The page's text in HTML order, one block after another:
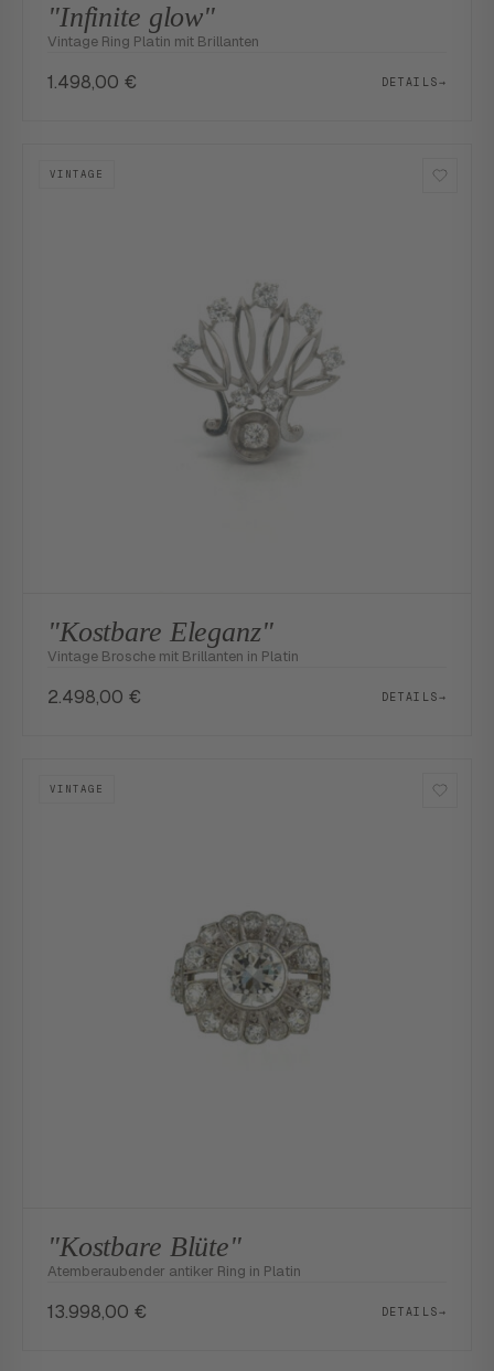
"Infinite glow"
Vintage Ring Platin mit Brillanten
1.498,00 € DETAILS→
VINTAGE
"Kostbare Eleganz"
Vintage Brosche mit Brillanten in Platin
2.498,00 € DETAILS→
VINTAGE
"Kostbare Blüte"
Atemberaubender antiker Ring in Platin
13.998,00 € DETAILS→